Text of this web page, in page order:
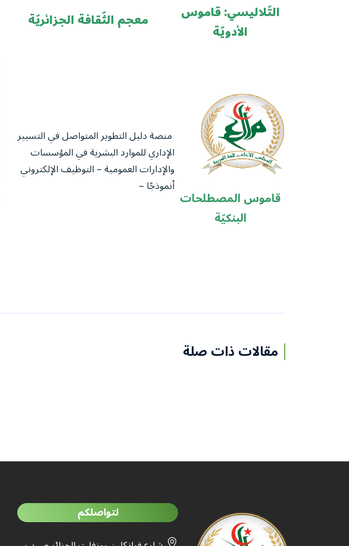
التّلاليسي: قاموس
الأدويّة
معجم الثّقافة الجزائريّة
قاموس المصطلحات
البنكيّة
منصة دليل التطوير المتواصل في التسيير
الإداري للموارد البشرية في المؤسسات
والإدارات العمومية – التوظيف الإلكتروني
أنموذجًا –
مقالات ذات صلة
لتواصلكم